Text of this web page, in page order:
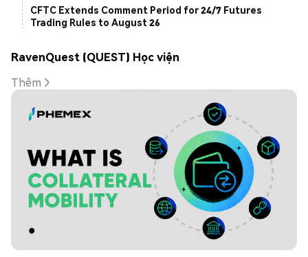
CFTC Extends Comment Period for 24/7 Futures
Trading Rules to August 26
RavenQuest (QUEST) Học viện
Thêm